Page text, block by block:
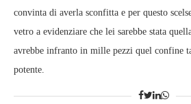
convinta di averla sconfitta e per questo
vetro a evidenziare che lei sarebbe stata
avrebbe infranto in mille pezzi quel confine
potente.